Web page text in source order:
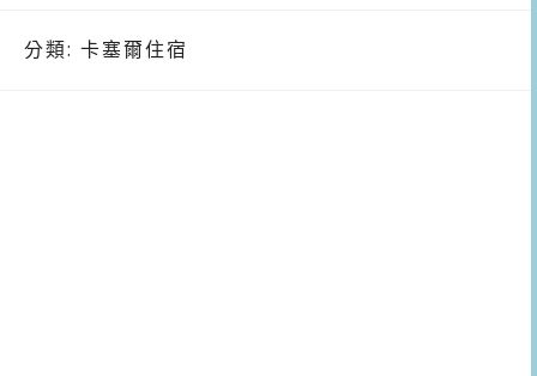
分類: 卡塞爾住宿